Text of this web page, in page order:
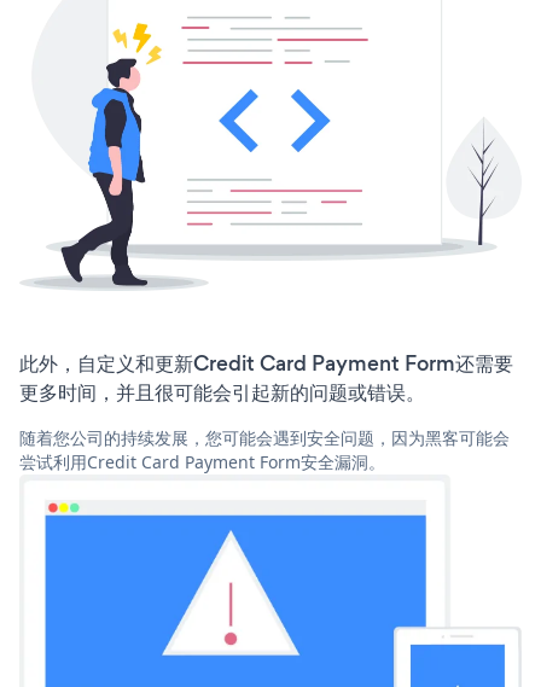
此外，自定义和更新Credit Card Payment Form还需要
更多时间，并且很可能会引起新的问题或错误。
随着您公司的持续发展，您可能会遇到安全问题，因为黑客可能会
尝试利用Credit Card Payment Form安全漏洞。